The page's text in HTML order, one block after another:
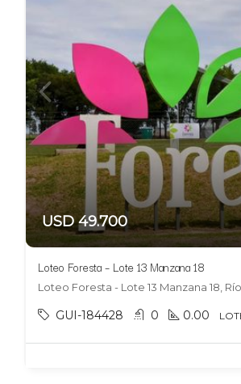
USD 49.700
Loteo Foresta – Lote 13 Manzana 18
GUI-184428 0 0.00